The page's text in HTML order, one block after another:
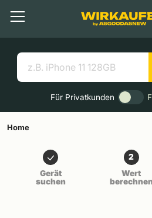
Menü
Suchen
Nützliche Links
Für Privatkunden
Home
Gerät
suchen
2
Wert
berechnen